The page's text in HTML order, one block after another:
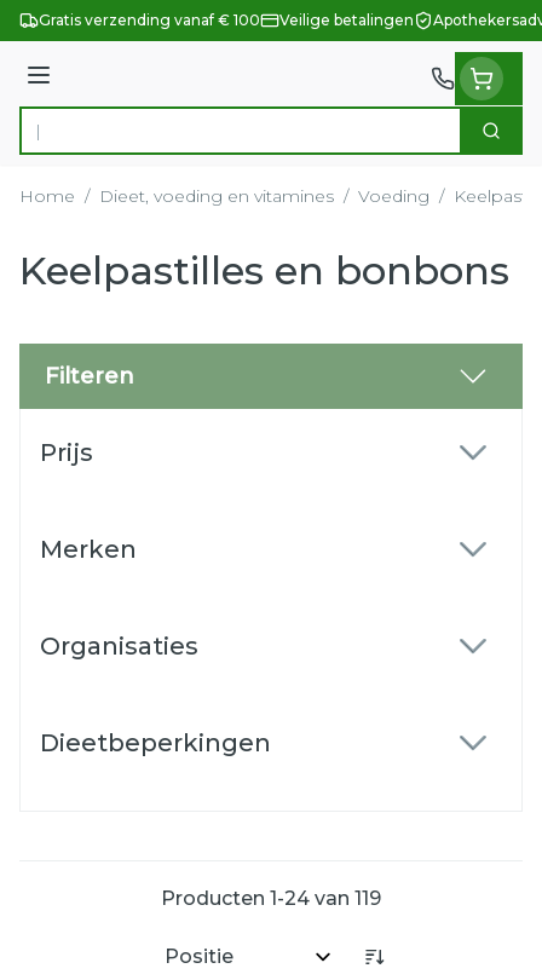
Ga naar de inhoud
Gratis verzending vanaf € 100 Veilige betalingen
Menu
Product, merk, categorie... Zoek
Home / Dieet, voeding en vitamines / Voeding /
Keelpastilles en bonbons
Filteren
Prijs
Merken
Organisaties
Dieetbeperkingen
Producten 1-24 van 119
Sorteer op: